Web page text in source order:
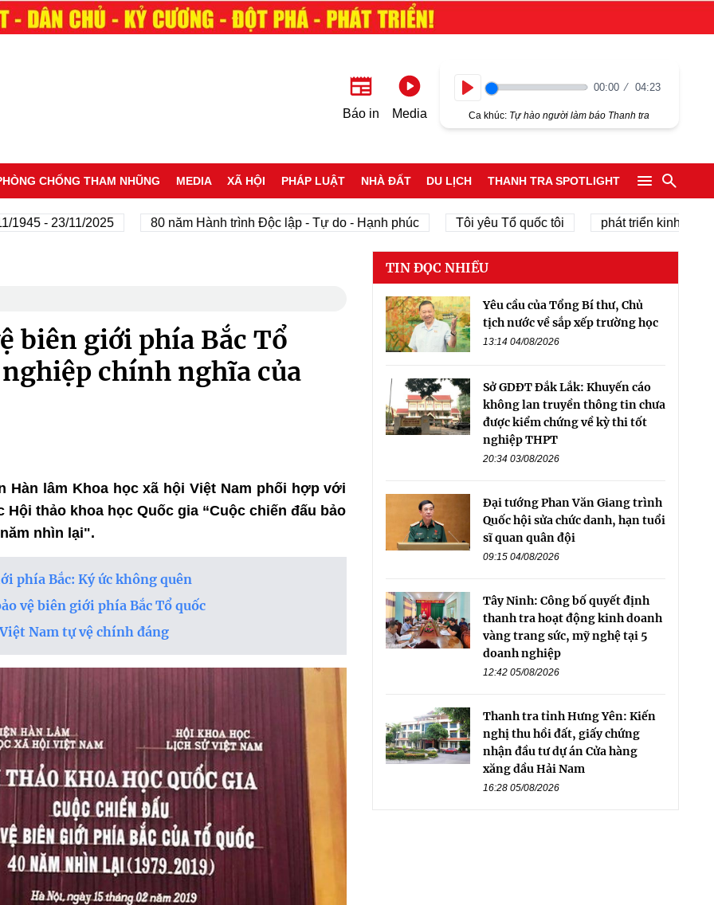
Báo in Media
00:00 04:23
Ca khúc: Tự hào người làm báo Thanh tra
CHỐNG THAM NHŨNG MEDIA XÃ HỘI PHÁP LUẬT NHÀ ĐẤT DU LỊCH THANH TRA SPOTLIGHT
- 23/11/2025 80 năm Hành trình Độc lập - Tự do - Hạnh phúc Tôi yêu Tổ quốc tôi phát triển kinh tế tư nhân
biên giới phía Bắc Tổ
chính nghĩa của
Hàn lâm Khoa học xã hội Việt Nam phối hợp với
thảo khoa học Quốc gia “Cuộc chiến đấu bảo
nhìn lại".
phía Bắc: Ký ức không quên
vệ biên giới phía Bắc Tổ quốc
Nam tự vệ chính đáng
TIN ĐỌC NHIỀU
Yêu cầu của Tổng Bí thư, Chủ
tịch nước về sắp xếp trường học
13:14 04/08/2026
Sở GDĐT Đắk Lắk: Khuyến cáo
không lan truyền thông tin chưa
được kiểm chứng về kỳ thi tốt
nghiệp THPT
20:34 03/08/2026
Đại tướng Phan Văn Giang trình
Quốc hội sửa chức danh, hạn tuổi
sĩ quan quân đội
09:15 04/08/2026
Tây Ninh: Công bố quyết định
thanh tra hoạt động kinh doanh
vàng trang sức, mỹ nghệ tại 5
doanh nghiệp
12:42 05/08/2026
Thanh tra tỉnh Hưng Yên: Kiến
nghị thu hồi đất, giấy chứng
nhận đầu tư dự án Cửa hàng
xăng dầu Hải Nam
16:28 05/08/2026